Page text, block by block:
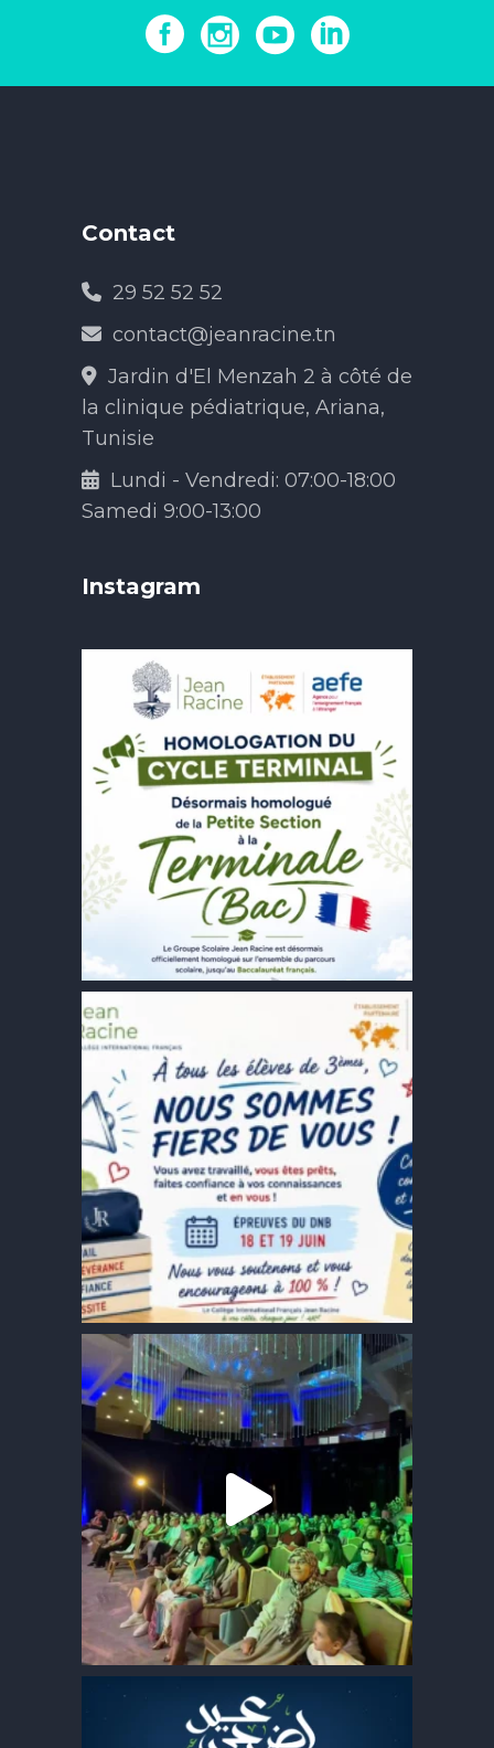
Contact
29 52 52 52
contact@jeanracine.tn
Jardin d'El Menzah 2 à côté de
la clinique pédiatrique, Ariana,
Tunisie
Lundi - Vendredi: 07:00-18:00
Samedi 9:00-13:00
Instagram